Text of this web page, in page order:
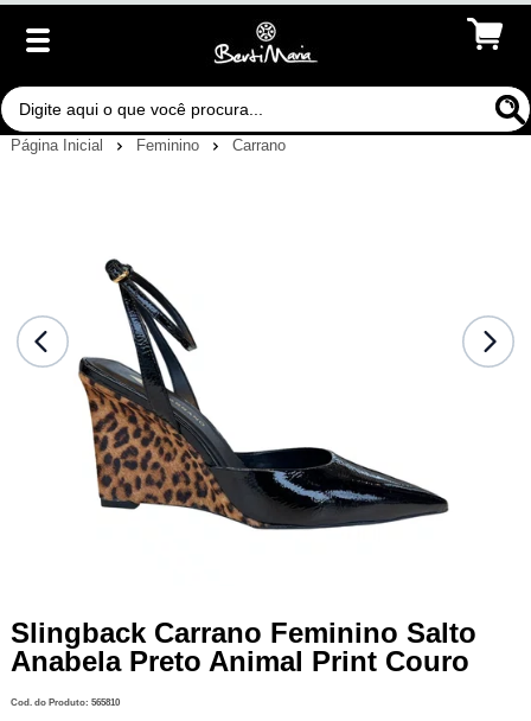
Página Inicial Feminino Carrano
Slingback Carrano Feminino Salto
Anabela Preto Animal Print Couro
Cod. do Produto: 565810